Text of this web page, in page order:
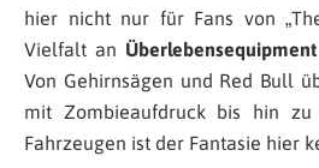
hier nicht nur für Fans von
Vielfalt an Überlebensequipment
Von Gehirnsägen und Red Bull
mit Zombieaufdruck bis hin zu
Fahrzeugen ist der Fantasie hier